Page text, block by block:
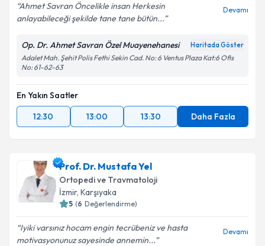
Ahmet Savran Öncelikle insan Herkesin
anlayabileceği şekilde tane tane bütün...
Devamı
Op. Dr. Ahmet Savran Özel Muayenehanesi Haritada Göster
Adalet Mah. Şehit Polis Fethi Sekin Cad. No: 6 Ventus Plaza Kat:6 Ofis
No: 61-62-63
En Yakın Saatler
12:30
13:00 13:30 Daha Fazla
Prof. Dr. Mustafa Yel
Ortopedi ve Travmatoloji
İzmir, Karşıyaka
5 (6 Değerlendirme)
Iyiki varsınız hocam engin tecrübeniz ve hasta
motivasyonunuz sayesinde annemin...
Devamı